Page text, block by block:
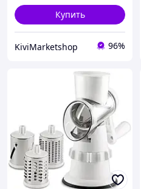
Купить
KiviMarketshop 96%